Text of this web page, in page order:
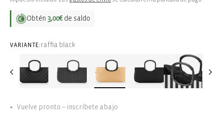
Obtén 3,00€ de saldo
VARIANTE: raffia black
Vuelve pronto – inscríbete abajo